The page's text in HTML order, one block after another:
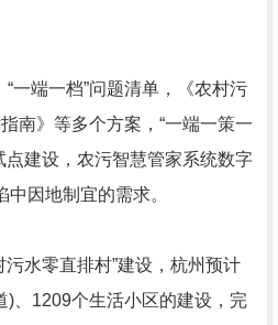
端一档”问题清单，《农村污
南》等多个方案，“一端一策一
点建设，农污智慧管家系统数字
因地制宜的需求。
水零直排村”建设，杭州预计
)、1209个生活小区的建设，完